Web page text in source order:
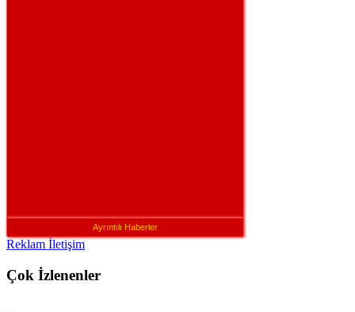
Ayrıntılı Haberler
Reklam İletişim
Çok İzlenenler